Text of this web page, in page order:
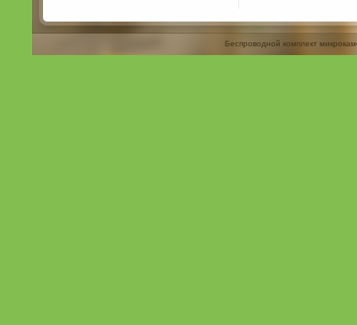
Беспроводной комплект